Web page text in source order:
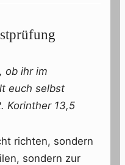
ob ihr im
euch selbst
Korinther 13,5
richten, sondern
sondern zur